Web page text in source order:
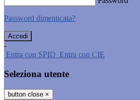
Password dimenticata?
-
Entra con SPID Entra con CIE
Seleziona utente
button close ×